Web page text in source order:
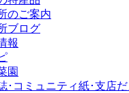
のご案内
ブログ
報
園
･コミュニティ紙･支店だ